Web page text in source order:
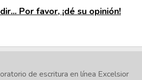
Por favor, ¡dé su opinión!
de escritura en línea Excelsior